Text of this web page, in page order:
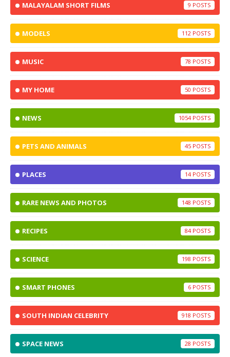
MALAYALAM SHORT FILMS 9
MODELS 112
MUSIC 78
MY HOME 50
NEWS 1054
PETS AND ANIMALS 45
PLACES 14
RARE NEWS AND PHOTOS 148
RECIPES 84
SCIENCE 198
SMART PHONES 6
SOUTH INDIAN CELEBRITY 918
SPACE NEWS 28